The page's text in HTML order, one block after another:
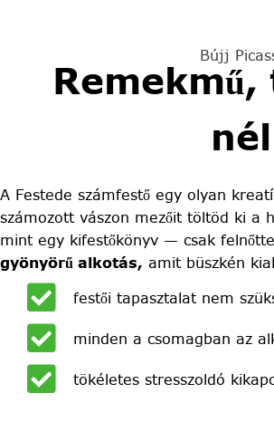
Bújj
A Festede számfestő egy olyan
számozott vászon mezőit töltöd ki a
mint egy kifestőkönyv — csak
gyönyörű alkotás, amit büszkén
festői tapasztalat nem
minden a csomagban az
tökéletes stresszoldó